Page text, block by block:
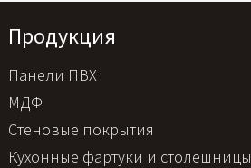
Продукция
Панели ПВХ
МДФ
Стеновые покрытия
Кухонные фартуки и столешницы